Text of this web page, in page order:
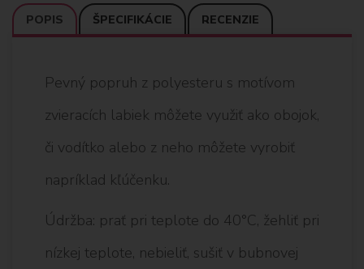
POPIS ŠPECIFIKÁCIE RECENZIE
Pevný popruh z polyesteru s motívom
zvieracích labiek môžete využiť ako obojok,
či vodítko alebo z neho môžete vyrobiť
napríklad kľúčenku.
Údržba: prať pri teplote do 40°C, žehliť pri
nízkej teplote, nebieliť, sušiť v bubnovej